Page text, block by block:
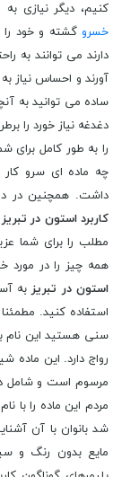
کنیم، دیگر نیازی به
خسرو گشته و خود را
دارند می توانند به
آورند و احساس نیاز
ساده می توانید به
دغدغه نیاز خورد را
را به طور کامل برای
چه ماده ای سرو کار
داشت. همچنین در
کاربرد استون در تبریز
مطلب را برای شما
همه چیز را در مورد
استون در تبریزبه
استفاده کنید.
سنی هستید این نام
رواج دارد. این ماده
مرسوم است و شامل
مردم این ماده را
شد بانوان با آن
مایع بدون رنگ و